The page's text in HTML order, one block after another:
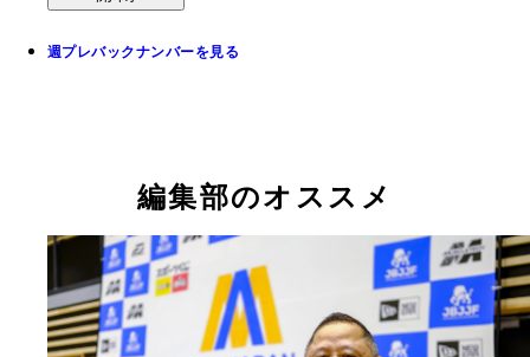
週プレバックナンバーを見る
編集部のオススメ